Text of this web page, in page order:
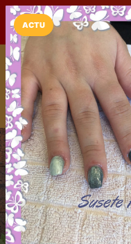
LaCarte
Installez
Téléchargez
commerces
Télécharger
ACTU